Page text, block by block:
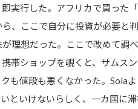
実行した。アフリカで買った
、ここで自分に投資が必要と
が理想だった。ここで改めて
帯ショップを覗くと、サムス
も値段も悪くなかった。Sola
といけないらしく、一カ国に